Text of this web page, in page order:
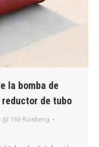
la bomba de
de tubo
@ 163 Ruisheng